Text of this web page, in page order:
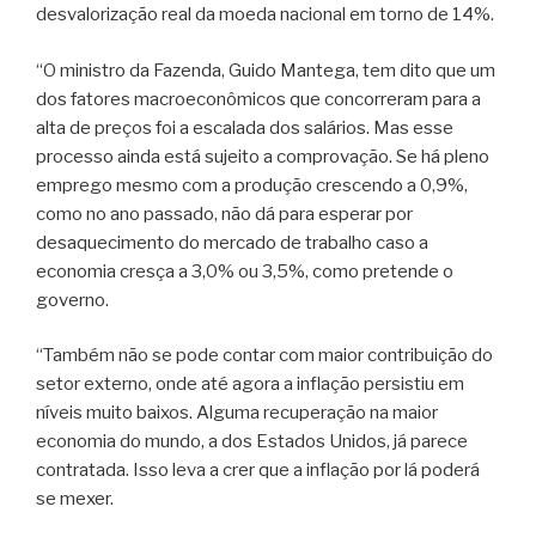
desvalorização real da moeda nacional em torno de 14%.
“O ministro da Fazenda, Guido Mantega, tem dito que um
dos fatores macroeconômicos que concorreram para a
alta de preços foi a escalada dos salários. Mas esse
processo ainda está sujeito a comprovação. Se há pleno
emprego mesmo com a produção crescendo a 0,9%,
como no ano passado, não dá para esperar por
desaquecimento do mercado de trabalho caso a
economia cresça a 3,0% ou 3,5%, como pretende o
governo.
“Também não se pode contar com maior contribuição do
setor externo, onde até agora a inflação persistiu em
níveis muito baixos. Alguma recuperação na maior
economia do mundo, a dos Estados Unidos, já parece
contratada. Isso leva a crer que a inflação por lá poderá
se mexer.